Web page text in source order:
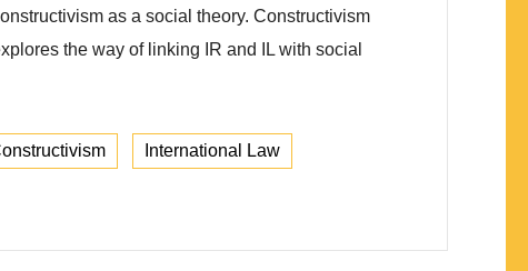
as a social theory. Constructivism
the way of linking IR and IL with social
International Law